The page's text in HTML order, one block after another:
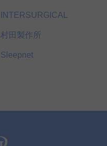
INTERSURGICAL
村田製作所
Sleepnet